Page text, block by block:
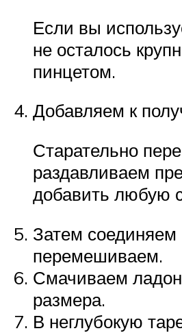
Если вы
не осталось
пинцетом.
Добавляем к
Старательно
раздавливаем
добавить любую
Затем
перемешиваем.
Смачиваем
размера.
В неглубокую